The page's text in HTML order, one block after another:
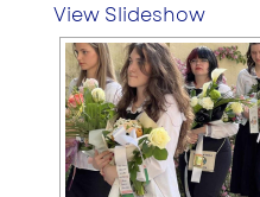
View Slideshow